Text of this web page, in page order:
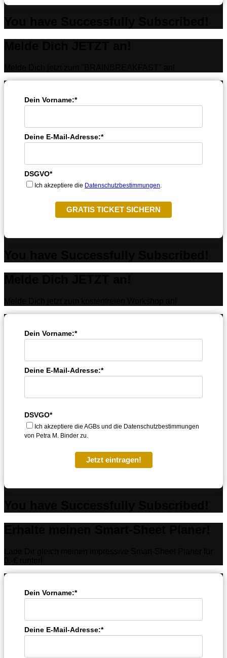
Dein Vorname:*
Deine E-Mail-Adresse:*
DSGVO*
Ich akzeptiere die Datenschutzbestimmungen.
GRATIS TICKET SICHERN
Dein Vorname:*
Deine E-Mail-Adresse:*
DSVGO*
Ich akzeptiere die AGBs und die Datenschutzbestimmungen
von Petra M. Binder zu.
Jetzt eintragen!
Dein Vorname:*
Deine E-Mail-Adresse:*